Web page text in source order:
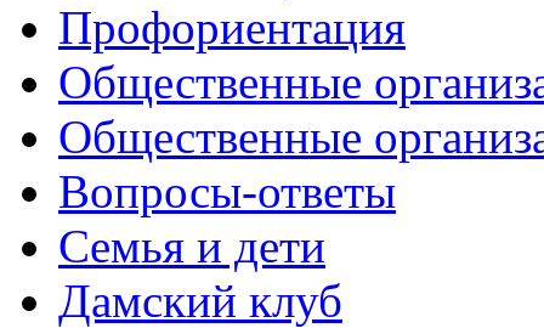
Профориентация
Общественные
Общественные
Вопросы-ответы
Семья и дети
Дамский клуб